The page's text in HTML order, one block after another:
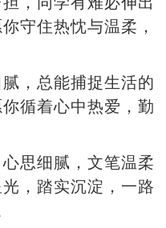
守住热忱与温柔，
，总能捕捉生活的
循着心中热爱，勤
思细腻，文笔温柔
，踏实沉淀，一路